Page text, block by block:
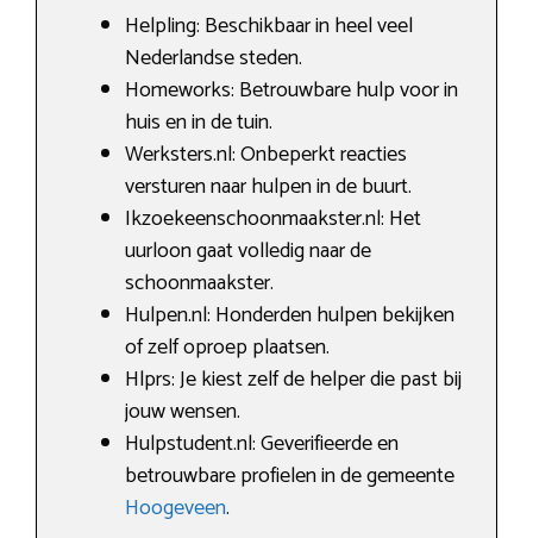
Helpling: Beschikbaar in heel veel
Nederlandse steden.
Homeworks: Betrouwbare hulp voor in
huis en in de tuin.
Werksters.nl: Onbeperkt reacties
versturen naar hulpen in de buurt.
Ikzoekeenschoonmaakster.nl: Het
uurloon gaat volledig naar de
schoonmaakster.
Hulpen.nl: Honderden hulpen bekijken
of zelf oproep plaatsen.
Hlprs: Je kiest zelf de helper die past bij
jouw wensen.
Hulpstudent.nl: Geverifieerde en
betrouwbare profielen in de gemeente
Hoogeveen.